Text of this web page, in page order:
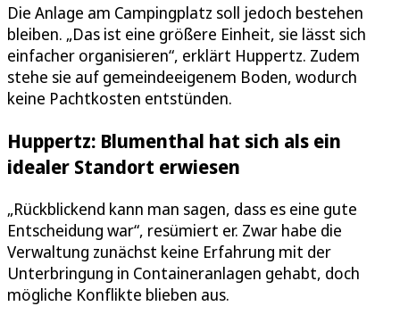
Die Anlage am Campingplatz soll jedoch bestehen
bleiben. „Das ist eine größere Einheit, sie lässt sich
einfacher organisieren“, erklärt Huppertz. Zudem
stehe sie auf gemeindeeigenem Boden, wodurch
keine Pachtkosten entstünden.
Huppertz: Blumenthal hat sich als ein
idealer Standort erwiesen
„Rückblickend kann man sagen, dass es eine gute
Entscheidung war“, resümiert er. Zwar habe die
Verwaltung zunächst keine Erfahrung mit der
Unterbringung in Containeranlagen gehabt, doch
mögliche Konflikte blieben aus.